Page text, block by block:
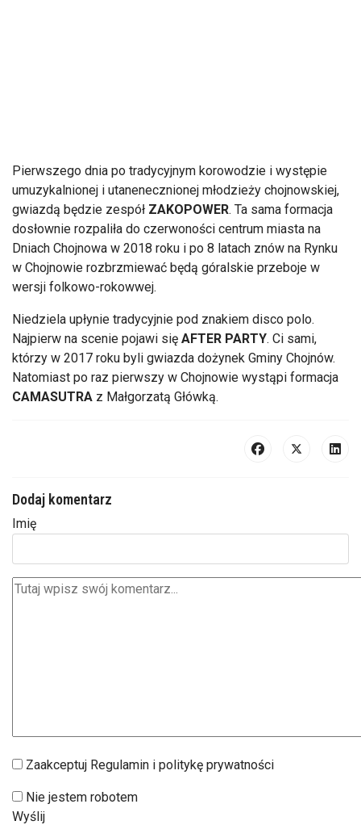
Pierwszego dnia po tradycyjnym korowodzie i występie
umuzykalnionej i utanenecznionej młodzieży chojnowskiej,
gwiazdą będzie zespół ZAKOPOWER. Ta sama formacja
dosłownie rozpaliła do czerwoności centrum miasta na
Dniach Chojnowa w 2018 roku i po 8 latach znów na Rynku
w Chojnowie rozbrzmiewać będą góralskie przeboje w
wersji folkowo-rokowwej.
Niedziela upłynie tradycyjnie pod znakiem disco polo.
Najpierw na scenie pojawi się AFTER PARTY. Ci sami,
którzy w 2017 roku byli gwiazda dożynek Gminy Chojnów.
Natomiast po raz pierwszy w Chojnowie wystąpi formacja
CAMASUTRA z Małgorzatą Główką.
Dodaj komentarz
Imię
Zaakceptuj Regulamin i politykę prywatności
Nie jestem robotem
Wyślij